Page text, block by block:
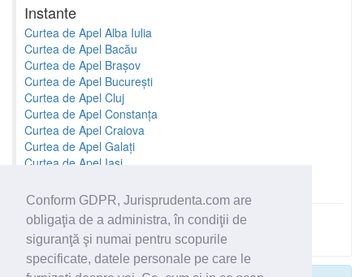
Conform GDPR, Jurisprudenta.com are
obligaţia de a administra, în condiţii de
siguranţă şi numai pentru scopurile
specificate, datele personale pe care le
Instante
Curtea de Apel Alba Iulia
Curtea de Apel Bacău
Curtea de Apel Brașov
Curtea de Apel București
Curtea de Apel Cluj
Curtea de Apel Constanța
Curtea de Apel Craiova
Curtea de Apel Galați
Curtea de Apel Iași
Toate instantele